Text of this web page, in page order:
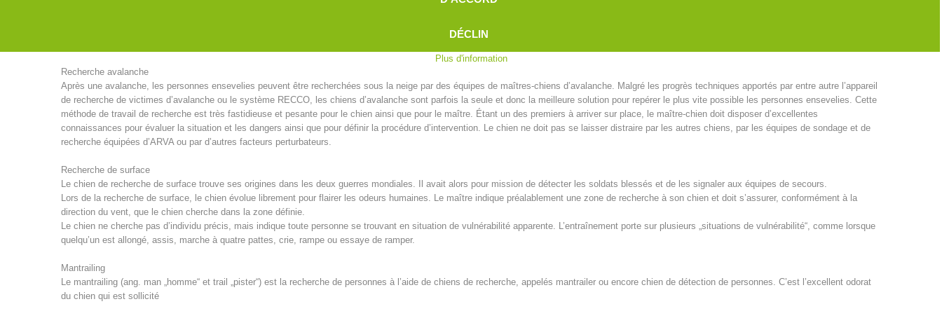
Recherche avalanche
Après une avalanche, les personnes ensevelies peuvent être recherchées sous la neige par des équipes de maîtres-chiens d’avalanche. Malgré les progrès techniques apportés par entre autre l’appareil
de recherche de victimes d’avalanche ou le système RECCO, les chiens d’avalanche sont parfois la seule et donc la meilleure solution pour repérer le plus vite possible les personnes ensevelies. Cette
méthode de travail de recherche est très fastidieuse et pesante pour le chien ainsi que pour le maître. Étant un des premiers à arriver sur place, le maître-chien doit disposer d’excellentes
connaissances pour évaluer la situation et les dangers ainsi que pour définir la procédure d’intervention. Le chien ne doit pas se laisser distraire par les autres chiens, par les équipes de sondage et de
recherche équipées d’ARVA ou par d’autres facteurs perturbateurs.
Recherche de surface
Le chien de recherche de surface trouve ses origines dans les deux guerres mondiales. Il avait alors pour mission de détecter les soldats blessés et de les signaler aux équipes de secours.
Lors de la recherche de surface, le chien évolue librement pour flairer les odeurs humaines. Le maître indique préalablement une zone de recherche à son chien et doit s’assurer, conformément à la
direction du vent, que le chien cherche dans la zone définie.
Le chien ne cherche pas d’individu précis, mais indique toute personne se trouvant en situation de vulnérabilité apparente. L’entraînement porte sur plusieurs „situations de vulnérabilité“, comme lorsque
quelqu’un est allongé, assis, marche à quatre pattes, crie, rampe ou essaye de ramper.
Mantrailing
Le mantrailing (ang. man „homme“ et trail „pister“) est la recherche de personnes à l’aide de chiens de recherche, appelés mantrailer ou encore chien de détection de personnes. C’est l’excellent odorat
du chien qui est sollicité
DÉCLIN
Plus d'information